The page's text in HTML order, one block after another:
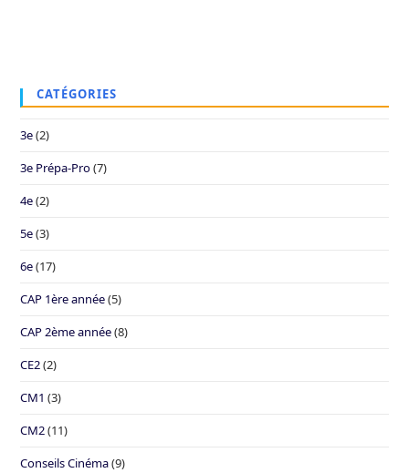
CATÉGORIES
3e(2)
3e Prépa-Pro(7)
4e(2)
5e(3)
6e(17)
CAP 1ère année(5)
CAP 2ème année(8)
CE2(2)
CM1 (3)
CM2(11)
Conseils Cinéma(9)